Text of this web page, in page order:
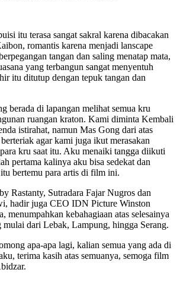
itu terasa sangat sakral karena dibacakan
romantis karena menjadi lanscape
tangan dan saling menatap mata,
yang terbangun sangat menyentuh
itu ditutup dengan tepuk tangan dan
berada di lapangan melihat semua kru
ruangan kraton. Kami diminta Kembali
istirahat, namun Mas Gong dari atas
agar kami juga ikut merasakan
kru saat itu. Aku menaiki tangga diikuti
pertama kalinya aku bisa sedekat dan
itu bertemu para artis di film ini.
Rastanty, Sutradara Fajar Nugros dan
hadir juga CEO IDN Picture Winston
menumpahkan kebahagiaan atas selesainya
mulai dari Lebak, Lampung, hingga Serang.
apa-apa lagi, kalian semua yang ada di
terima kasih atas semuanya, semoga film